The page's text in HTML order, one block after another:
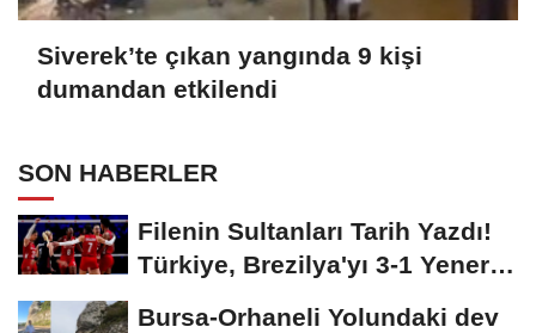
Siverek’te çıkan yangında 9 kişi
dumandan etkilendi
SON HABERLER
Filenin Sultanları Tarih Yazdı!
Türkiye, Brezilya'yı 3-1 Yenerek
Bursa-Orhaneli Yolundaki dev